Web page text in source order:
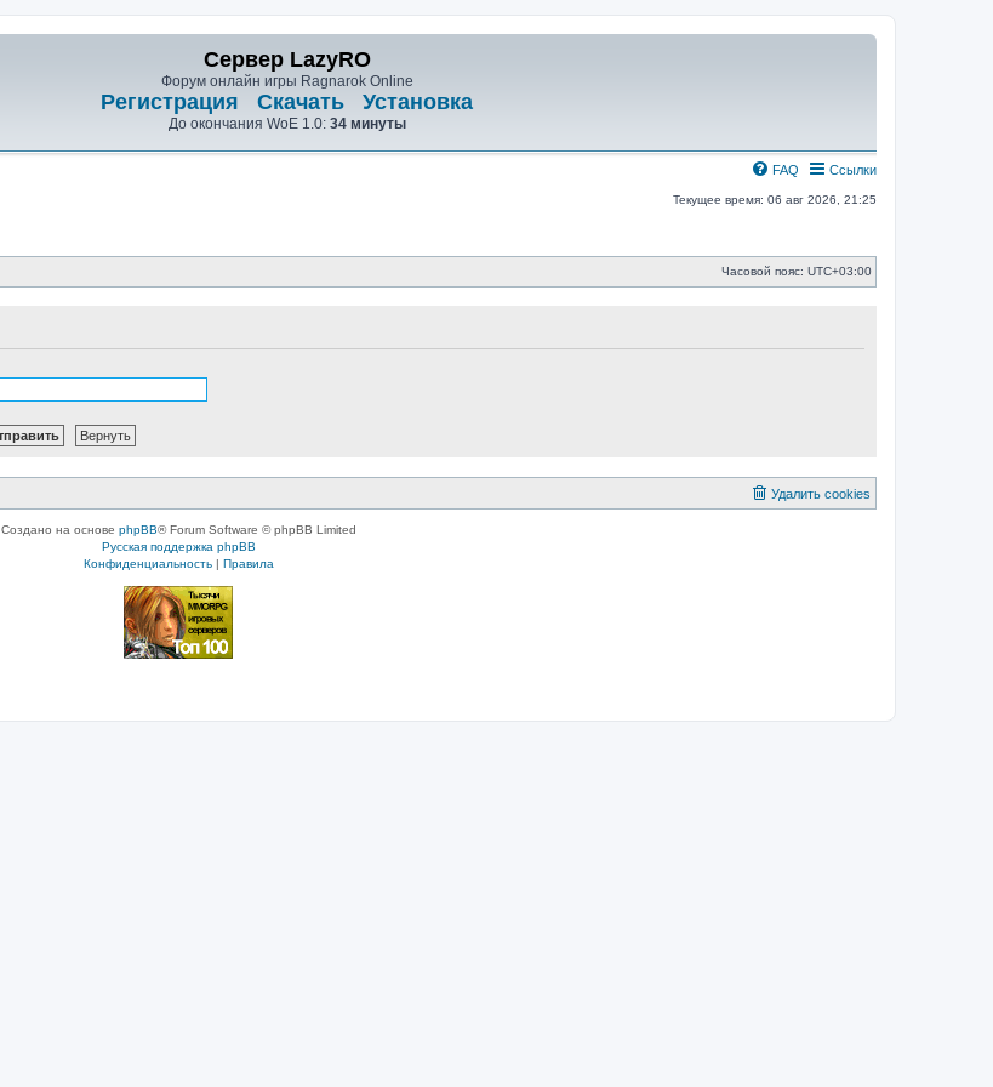
Сервер LazyRO
Форум онлайн игры Ragnarok Online
Регистрация Скачать Установка
До окончания WoE 1.0: 34 минуты
Ссылки
FAQ
Текущее время: 06 авг 2026, 21:25
Часовой пояс: UTC+03:00
Удалить cookies
Создано на основе phpBB® Forum Software © phpBB Limited
Русская поддержка phpBB
Конфиденциальность| Правила